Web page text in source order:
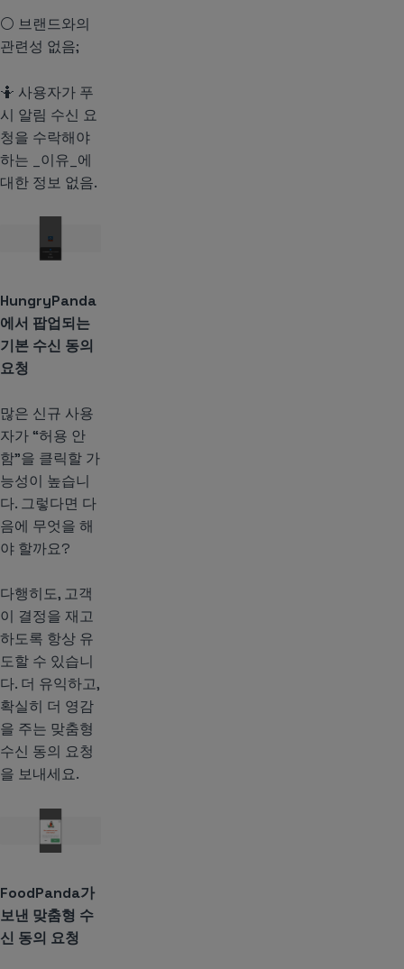
⚪ 브랜드와의
관련성 없음;
🤷 사용자가 푸
시 알림 수신 요
청을 수락해야
하는 _이유_에
대한 정보 없음.
HungryPanda
에서 팝업되는
기본 수신 동의
요청
많은 신규 사용
자가 “허용 안
함”을 클릭할 가
능성이 높습니
다. 그렇다면 다
음에 무엇을 해
야 할까요?
다행히도, 고객
이 결정을 재고
하도록 항상 유
도할 수 있습니
다. 더 유익하고,
확실히 더 영감
을 주는 맞춤형
수신 동의 요청
을 보내세요.
FoodPanda가
보낸 맞춤형 수
신 동의 요청